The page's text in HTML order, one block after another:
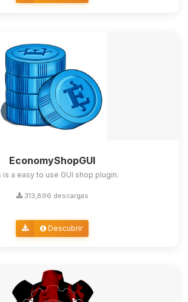
EconomyShopGUI
is a easy to use GUI shop plugin.
313,896 descargas
Descubrir